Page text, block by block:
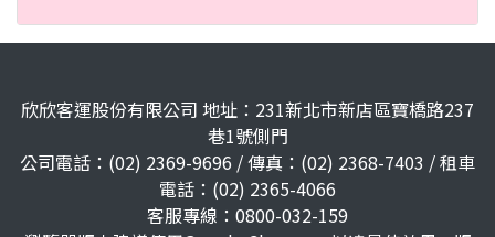
欣欣客運股份有限公司 地址：231新北市新店區寶橋路237
巷1號側門
公司電話：(02) 2369-9696 / 傳真：(02) 2368-7403 / 租車
電話：(02) 2365-4066
客服專線：0800-032-159